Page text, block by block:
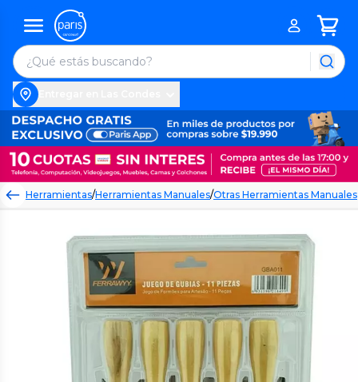
Herramientas/Herramientas Manuales/Otras Herramientas Manuales